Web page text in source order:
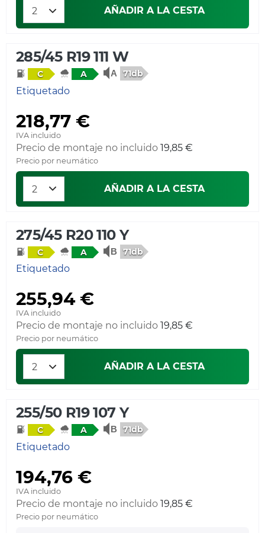
AÑADIR A LA CESTA
285/45 R19 111 W
C A 71db
Etiquetado
218,77 €
IVA incluido
Precio de montaje no incluido 19,85 €
Precio por neumático
AÑADIR A LA CESTA
275/45 R20 110 Y
C A 71db
Etiquetado
255,94 €
IVA incluido
Precio de montaje no incluido 19,85 €
Precio por neumático
AÑADIR A LA CESTA
255/50 R19 107 Y
C A 71db
Etiquetado
194,76 €
IVA incluido
Precio de montaje no incluido 19,85 €
Precio por neumático